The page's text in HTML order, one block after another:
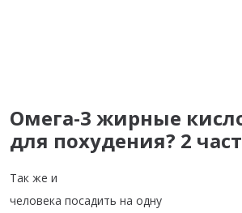
Омега-3 жирные
для похудения? 2
Так же и
человека посадить на одну